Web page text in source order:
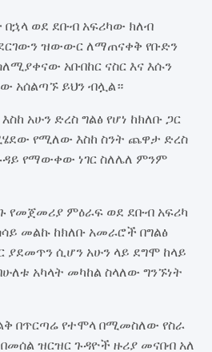
ወደ ደቡብ አፍሪካው ክለብ
ዝውውር ለማጠናቀቅ የቡድን
አቡበከር ናስር እና እሱን
አሰልጣኙ ይህን ብሏል።
እስከ አሁን ድረስ ግልፅ የሆነ ከክለቡ ጋር
የሚለው እስከ ስንት ጨዋታ ድረስ
የማውቀው ነገር ስለሌለ ምንም
ምዕራፍ ወደ ደቡብ አፍሪካ
መልኩ ከክለቡ አመራሮች በግልፅ
ያደመጥን ሲሆን አሁን ላይ ደግሞ ከላይ
አካላት መካከል ስላለው ግንኙነት
በጥርጣሬ የተሞላ በሚመስለው የስራ
ዝርዝር ጉዳዮች ዙሪያ መናበብ አለ